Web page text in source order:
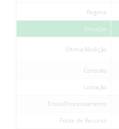
Regime
Situação
Última Medição
Contrato
Licitação
Envio/Processamento
Fonte de Recurso